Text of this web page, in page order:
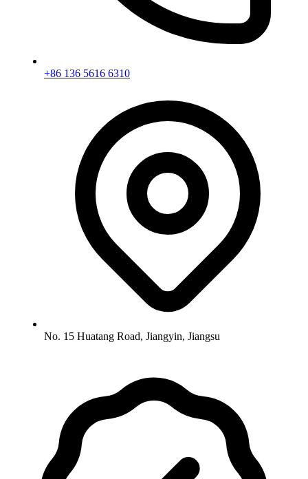
+86 136 5616 6310
No. 15 Huatang Road, Jiangyin, Jiangsu